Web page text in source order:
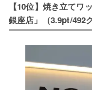
【10位】焼き立てワ
銀座店」（3.9pt/492